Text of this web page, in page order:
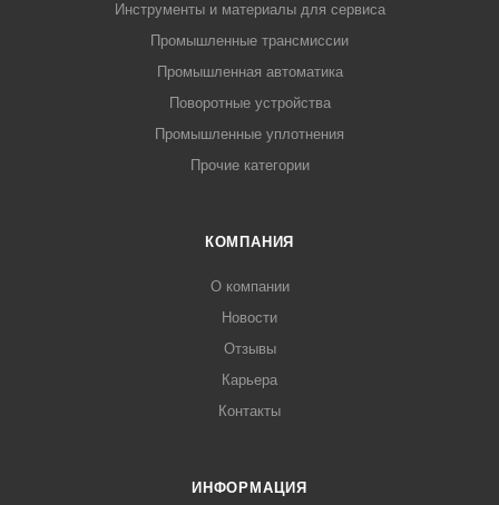
Инструменты и материалы для сервиса
Промышленные трансмиссии
Промышленная автоматика
Поворотные устройства
Промышленные уплотнения
Прочие категории
КОМПАНИЯ
О компании
Новости
Отзывы
Карьера
Контакты
ИНФОРМАЦИЯ